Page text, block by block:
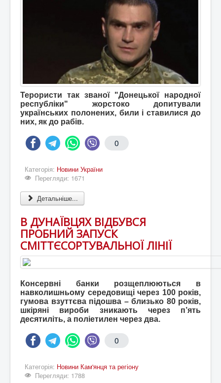
Терористи так званої "Донецької народної
республіки" жорстоко допитували
українських полонених, били і ставилися до
них, як до рабів.
0
Категорія: Новини України
Перегляди: 1671
Детальніше...
В ДУНАЇВЦЯХ ВІДБУВСЯ
ПРОБНИЙ ЗАПУСК
СМІТТЄСОРТУВАЛЬНОЇ ЛІНІЇ
Консервні банки розщеплюються в
навколишньому середовищі через 100 років,
гумова взуттєва підошва – близько 80 років,
шкіряні вироби зникають через п’ять
десятиліть, а поліетилен через два.
0
Категорія: Новини Кам'янця та регіону
Перегляди: 1788